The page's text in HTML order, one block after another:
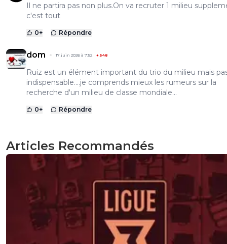
Il ne partira pas non plus.On va recruter 1 milieu
c'est tout
0+ Répondre
dom 17 juin 2026 à 7:52 + 548
Ruiz est un élément important du trio du milieu mais
indispensable....je comprends mieux les rumeurs sur la
recherche d'un milieu de classe mondiale...
0+ Répondre
Articles Recommandés